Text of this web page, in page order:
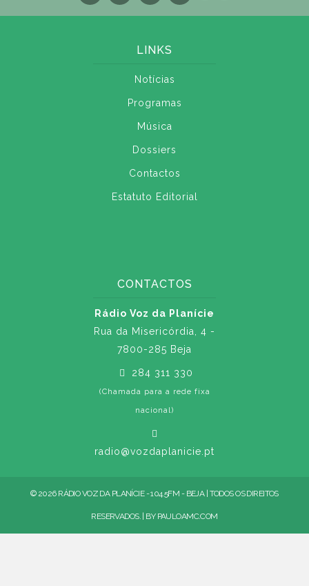
LINKS
Notícias
Programas
Música
Dossiers
Contactos
Estatuto Editorial
CONTACTOS
Rádio Voz da Planície
Rua da Misericórdia, 4 -
7800-285 Beja
284 311 330
(Chamada para a rede fixa
nacional)
radio@vozdaplanicie.pt
© 2026 RÁDIO VOZ DA PLANÍCIE - 104.5FM - BEJA | TODOS OS DIREITOS
RESERVADOS. | BY PAULOAMC.COM